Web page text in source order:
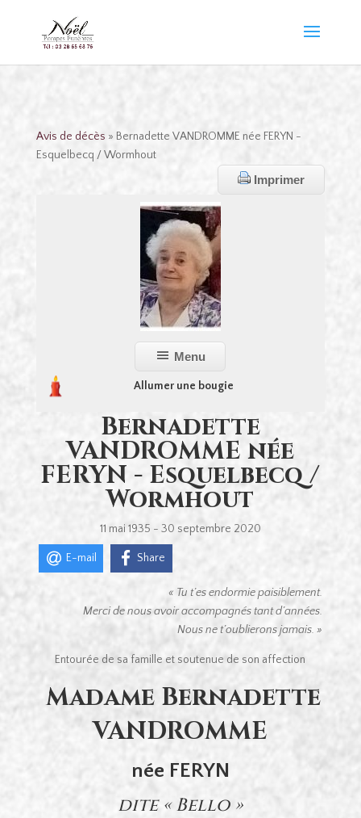
Avis de décès » Bernadette VANDROMME née FERYN -
Esquelbecq / Wormhout
Imprimer
Menu
Allumer une bougie
Bernadette
VANDROMME née
FERYN - Esquelbecq /
Wormhout
11 mai 1935 - 30 septembre 2020
E-mail Share
« Tu t’es endormie paisiblement.
Merci de nous avoir accompagnés tant d’années.
Nous ne t’oublierons jamais. »
Entourée de sa famille et soutenue de son affection
Madame Bernadette
VANDROMME
née FERYN
dite « Bello »